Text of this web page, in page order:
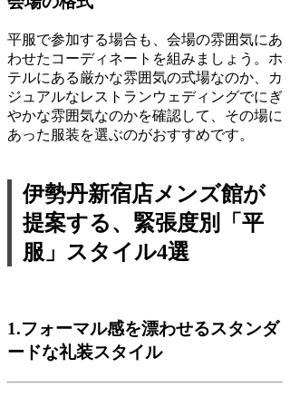
平服で参加する場合も、会場の雰囲気にあ
わせたコーディネートを組みましょう。ホ
テルにある厳かな雰囲気の式場なのか、カ
ジュアルなレストランウェディングでにぎ
やかな雰囲気なのかを確認して、その場に
あった服装を選ぶのがおすすめです。
伊勢丹新宿店メンズ館が
提案する、緊張度別「平
服」スタイル4選
1.フォーマル感を漂わせるスタンダ
ードな礼装スタイル